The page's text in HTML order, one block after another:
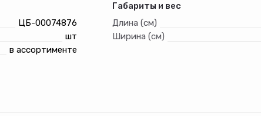
ЦБ-00074876
шт
в ассортименте
Габариты и вес
Длина (см)
Ширина (см)